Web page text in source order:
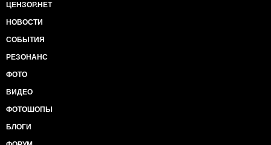
ЦЕНЗОР.НЕТ
НОВОСТИ
СОБЫТИЯ
РЕЗОНАНС
ФОТО
ВИДЕО
ФОТОШОПЫ
БЛОГИ